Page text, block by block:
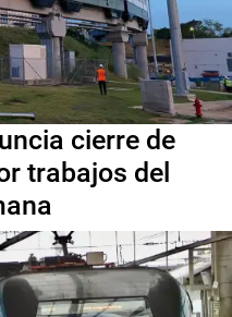
cierre de
trabajos del